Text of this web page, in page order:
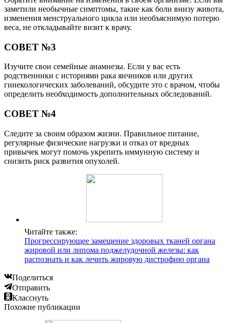
заметили необычные симптомы, такие как боли внизу живота,
изменения менструального цикла или необъяснимую потерю
веса, не откладывайте визит к врачу.
СОВЕТ №3
Изучите свои семейные анамнезы. Если у вас есть
родственники с историями рака яичников или других
гинекологических заболеваний, обсудите это с врачом, чтобы
определить необходимость дополнительных обследований.
СОВЕТ №4
Следите за своим образом жизни. Правильное питание,
регулярные физические нагрузки и отказ от вредных
привычек могут помочь укрепить иммунную систему и
снизить риск развития опухолей.
Читайте также:
Прогрессирующее замещение здоровых тканей органа
жировой или липома поджелудочной железы: как
распознать и как лечить жировую дистрофию органа
Поделиться
Отправить
Класснуть
Похожие публикации